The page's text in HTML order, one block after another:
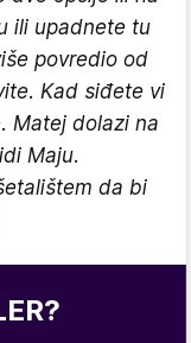
ili upadnete tu
povredio od
Kad siđete vi
Matej dolazi na
Maju.
da bi